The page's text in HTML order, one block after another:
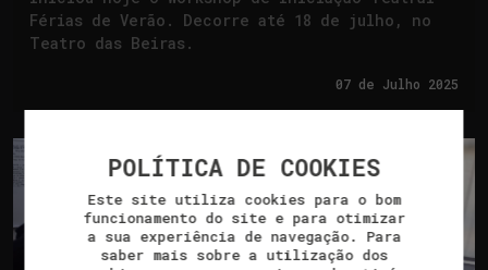
POLÍTICA DE COOKIES
Este site utiliza cookies para o bom
funcionamento do site e para otimizar
a sua experiência de navegação. Para
saber mais sobre a utilização dos
Férias de Verão. Decorre até 18 de julho, no
Teatro das Beiras.
07 de Julho 2025